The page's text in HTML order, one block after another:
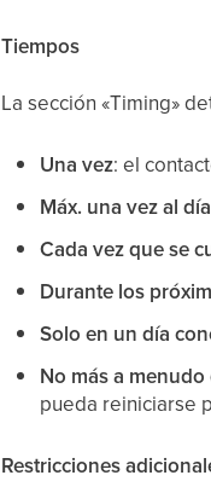
Tiempos
La sección «Timing»
Una vez: el
Máx. una vez al día
Cada vez que se
Durante los
Solo en un día
No más a
pueda reiniciarse
Restricciones